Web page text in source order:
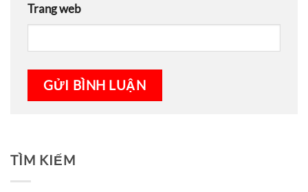
Trang web
TÌM KIẾM